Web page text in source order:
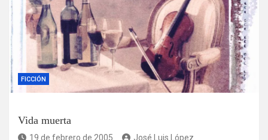
FICCIÓN
Vida muerta
19 de febrero de 2005 José Luis López